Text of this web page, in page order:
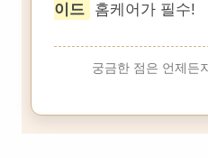
이드
홈케어가 필수!
궁금한 점은 언제든